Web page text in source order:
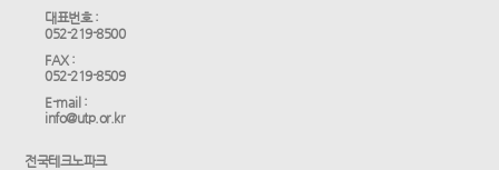
대표번호 :
052-219-8500
FAX :
052-219-8509
E-mail :
info@utp.or.kr
전국테크노파크